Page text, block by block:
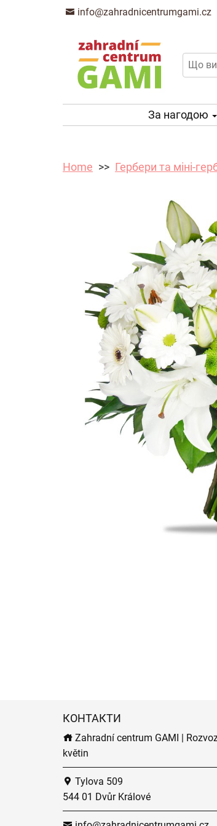
info@zahradnicentrumgami.cz
За нагодою
Home Гербери та міні-
КОНТАКТИ
Zahradní centrum GAMI |
květin
Tylova 509
544 01 Dvůr Králové